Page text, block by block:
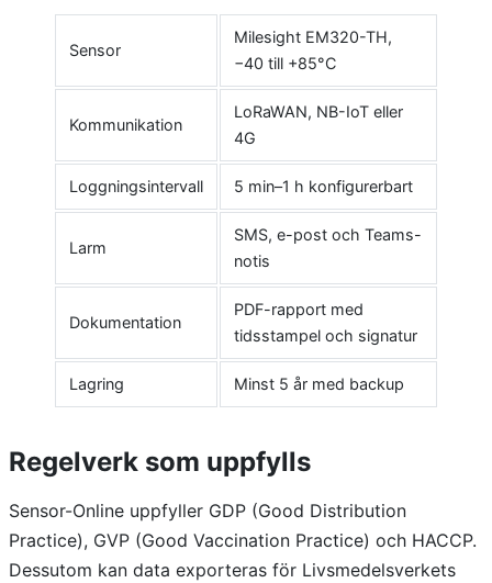
Sensor
Milesight EM320-TH,
−40 till +85°C
Kommunikation
LoRaWAN, NB-IoT eller
4G
Loggningsintervall 5 min–1 h konfigurerbart
Larm
SMS, e-post och Teams-
notis
Dokumentation
PDF-rapport med
tidsstampel och signatur
Lagring Minst 5 år med backup
Regelverk som uppfylls
Sensor-Online uppfyller GDP (Good Distribution
Practice), GVP (Good Vaccination Practice) och HACCP.
Dessutom kan data exporteras för Livsmedelsverkets